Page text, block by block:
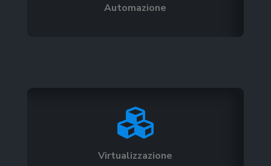
Automazione

Virtualizzazione